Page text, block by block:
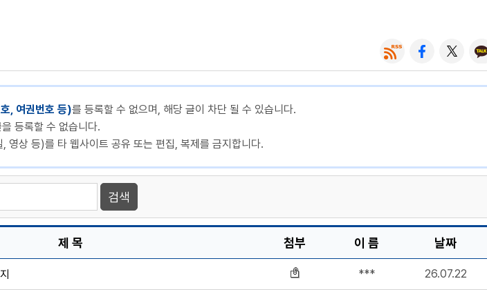
, 여권번호 등)를 등록할 수 없으며, 해당 글이 차단 될 수 있습니다.
등록할 수 없습니다.
영상 등)를 타 웹사이트 공유 또는 편집, 복제를 금지합니다.
제 목 첨부 이 름 날짜
*** 26.07.22